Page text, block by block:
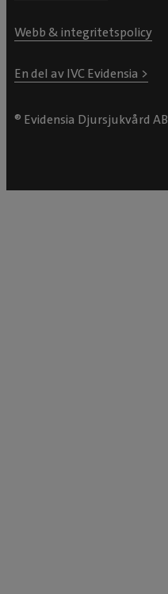
Webb & integritetspolicy
En del av IVC Evidensia >
® Evidensia Djursjukvård AB